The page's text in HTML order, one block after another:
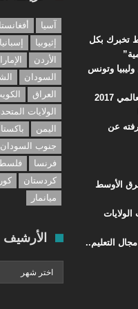
الجغرافيا: 10 خرائط تخبرك بكل
وتونس
2017
عن
الأوسط
التعليم..
آسيا
إثيوبيا
إسبانيا
الأردن
السودان
العراق
الولايات
اليمن
جنوب السودان
فرنسا
كردستان
ميانمار
الأرشيف
الأرشيف